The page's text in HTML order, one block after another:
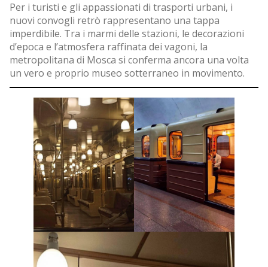
Per i turisti e gli appassionati di trasporti urbani, i
nuovi convogli retrò rappresentano una tappa
imperdibile. Tra i marmi delle stazioni, le decorazioni
d’epoca e l’atmosfera raffinata dei vagoni, la
metropolitana di Mosca si conferma ancora una volta
un vero e proprio museo sotterraneo in movimento.